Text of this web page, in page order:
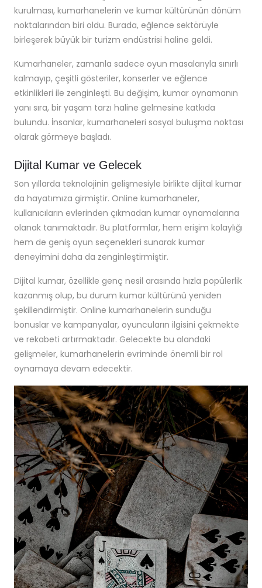
kurulması, kumarhanelerin ve kumar kültürünün dönüm
noktalarından biri oldu. Burada, eğlence sektörüyle
birleşerek büyük bir turizm endüstrisi haline geldi.
Kumarhaneler, zamanla sadece oyun masalarıyla sınırlı
kalmayıp, çeşitli gösteriler, konserler ve eğlence
etkinlikleri ile zenginleşti. Bu değişim, kumar oynamanın
yanı sıra, bir yaşam tarzı haline gelmesine katkıda
bulundu. İnsanlar, kumarhaneleri sosyal buluşma noktası
olarak görmeye başladı.
Dijital Kumar ve Gelecek
Son yıllarda teknolojinin gelişmesiyle birlikte dijital kumar
da hayatımıza girmiştir. Online kumarhaneler,
kullanıcıların evlerinden çıkmadan kumar oynamalarına
olanak tanımaktadır. Bu platformlar, hem erişim kolaylığı
hem de geniş oyun seçenekleri sunarak kumar
deneyimini daha da zenginleştirmiştir.
Dijital kumar, özellikle genç nesil arasında hızla popülerlik
kazanmış olup, bu durum kumar kültürünü yeniden
şekillendirmiştir. Online kumarhanelerin sunduğu
bonuslar ve kampanyalar, oyuncuların ilgisini çekmekte
ve rekabeti artırmaktadır. Gelecekte bu alandaki
gelişmeler, kumarhanelerin evriminde önemli bir rol
oynamaya devam edecektir.